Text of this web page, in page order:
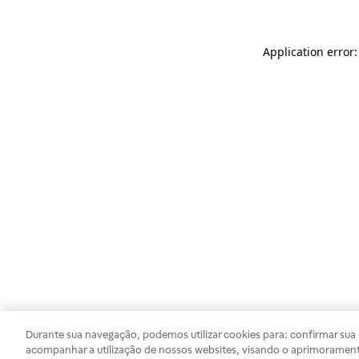
Application
Durante sua navegação, podemos utilizar cookies para: confirmar
acompanhar a utilização de nossos websites, visando o